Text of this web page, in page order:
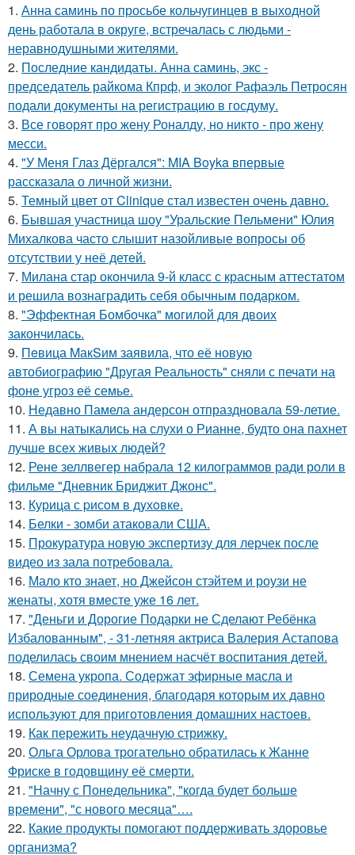
1. Анна саминь по просьбе кольчугинцев в выходной
день работала в округе, встречалась с людьми -
неравнодушными жителями.
2. Последние кандидаты. Анна саминь, экс -
председатель райкома Кпрф, и эколог Рафаэль Петросян
подали документы на регистрацию в госдуму.
3. Все говорят про жену Роналду, но никто - про жену
месси.
4. "У Меня Глаз Дёргался": MIA Boyka впервые
рассказала о личной жизни.
5. Темный цвет от Clinique стал известен очень давно.
6. Бывшая участница шоу "Уральские Пельмени" Юлия
Михалкова часто слышит назойливые вопросы об
отсутствии у неё детей.
7. Милана стар окончила 9-й класс с красным аттестатом
и решила вознаградить себя обычным подарком.
8. "Эффектная Бомбочка" могилой для двоих
закончилась.
9. Пeвица MакSим заявила, что её новую
автобиографию "Другая Реальность" сняли с печати на
фоне угроз её семье.
10. Недавно Памела андерсон отпраздновала 59-летие.
11. А вы натыкались на слухи о Рианне, будто она пахнет
лучше всех живых людей?
12. Рене зеллвегер набрала 12 килограммов ради роли в
фильме "Дневник Бриджит Джонс".
13. Курица с pисoм в дyхoвке.
14. Белки - зомби атаковали США.
15. Прокуратура новую экспертизу для лерчек после
видео из зала потребовала.
16. Мало кто знает, но Джейсон стэйтем и роузи не
женаты, хотя вместе уже 16 лет.
17. "Деньги и Дорогие Подарки не Сделают Ребёнка
Избалованным", - 31-летняя актриса Валерия Астапова
поделилась своим мнением насчёт воспитания детей.
18. Семена укропа. Содержат эфирные масла и
природные соединения, благодаря которым их давно
используют для приготовления домашних настоев.
19. Как пережить неудачную стрижку.
20. Ольга Орлова трогательно обратилась к Жанне
Фриске в годовщину её смерти.
21. "Начну с Понедельника", "когда будет больше
времени", "с нового месяца"….
22. Какие продукты помогают поддерживать здоровье
организма?